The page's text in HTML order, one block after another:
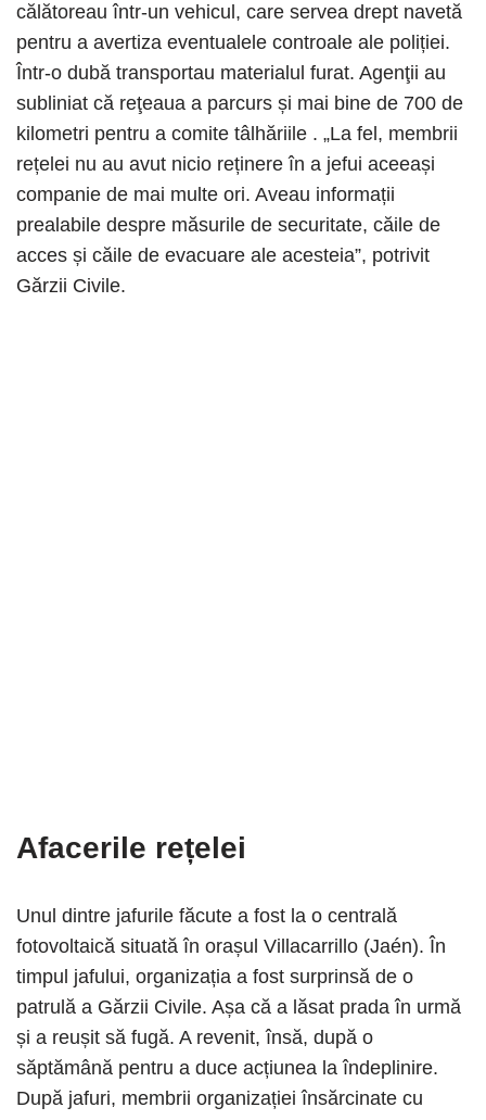
călătoreau într-un vehicul, care servea drept navetă
pentru a avertiza eventualele controale ale poliției.
Într-o dubă transportau materialul furat. Agenţii au
subliniat că reţeaua a parcurs și mai bine de 700 de
kilometri pentru a comite tâlhăriile . „La fel, membrii
rețelei nu au avut nicio reținere în a jefui aceeași
companie de mai multe ori. Aveau informații
prealabile despre măsurile de securitate, căile de
acces și căile de evacuare ale acesteia”, potrivit
Gărzii Civile.
Afacerile rețelei
Unul dintre jafurile făcute a fost la o centrală
fotovoltaică situată în orașul Villacarrillo (Jaén). În
timpul jafului, organizația a fost surprinsă de o
patrulă a Gărzii Civile. Așa că a lăsat prada în urmă
și a reușit să fugă. A revenit, însă, după o
săptămână pentru a duce acțiunea la îndeplinire.
După jafuri, membrii organizației însărcinate cu